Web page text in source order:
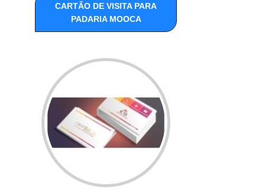
CARTÃO DE VISITA PARA
PADARIA MOOCA